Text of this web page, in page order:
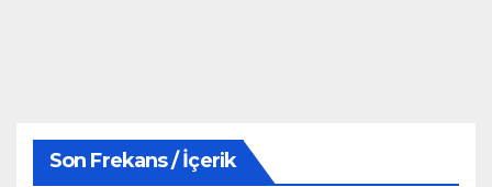
Son Frekans / İçerik